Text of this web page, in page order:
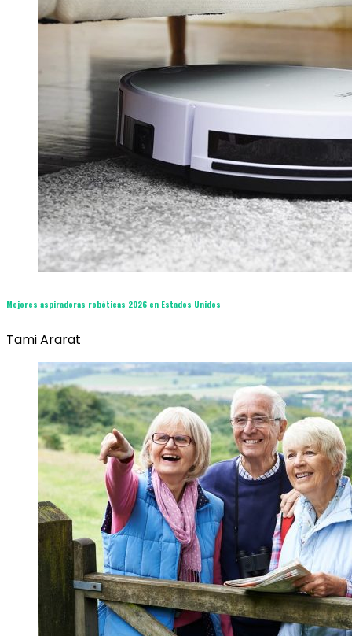
Mejores aspiradoras robóticas 2026 en Estados Unidos
Tami Ararat